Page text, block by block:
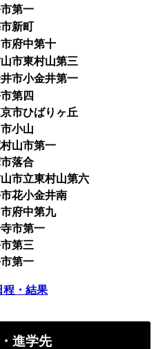
第一
新町
府中第十
市東村山第三
市小金井第一
第四
市ひばりヶ丘
小山
山市第一
落合
市立東村山第六
花小金井南
府中第九
市第一
第三
第一
程・結果
進学先